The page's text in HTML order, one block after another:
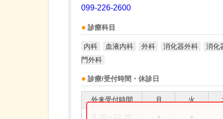
099-226-2600
診療科目
内科 血液内科 外科 消化器外科
消化
門外科
診療/受付時間・休診日
外来受付時間 月 火